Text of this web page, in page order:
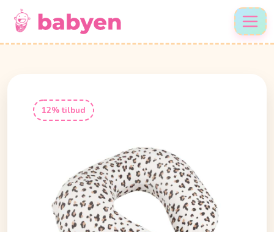
12% tilbud